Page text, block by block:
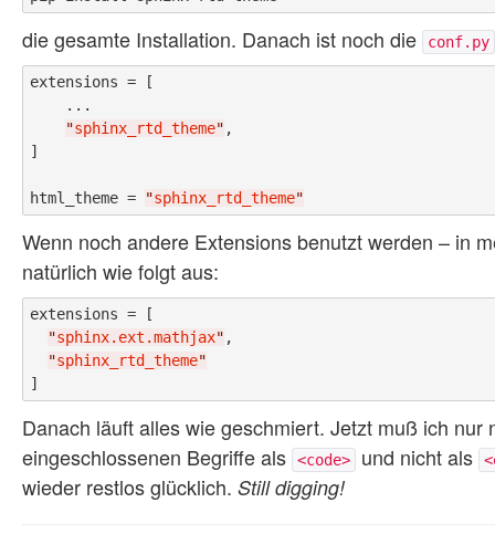
die gesamte Installation. Danach ist noch die conf.py
extensions = [
"sphinx_rtd_theme" ,
]
html_theme = "sphinx_rtd_theme"
Wenn noch andere Extensions benutzt werden – in
natürlich wie folgt aus:
extensions = [
"sphinx.ext.mathjax" ,
"sphinx_rtd_theme"
Danach läuft alles wie geschmiert. Jetzt muß ich
eingeschlossenen Begriffe als
<code> und nicht als
wieder restlos glücklich. Still digging!